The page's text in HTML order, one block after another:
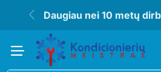
Daugiau nei 10 metų